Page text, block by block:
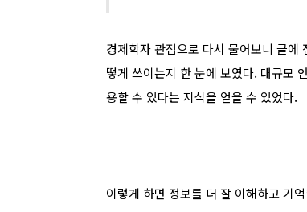
경제학자 관점으로 다시 물어보니 글에
떻게 쓰이는지 한 눈에 보였다. 대규모
용할 수 있다는 지식을 얻을 수 있었다.
이렇게 하면 정보를 더 잘 이해하고 기